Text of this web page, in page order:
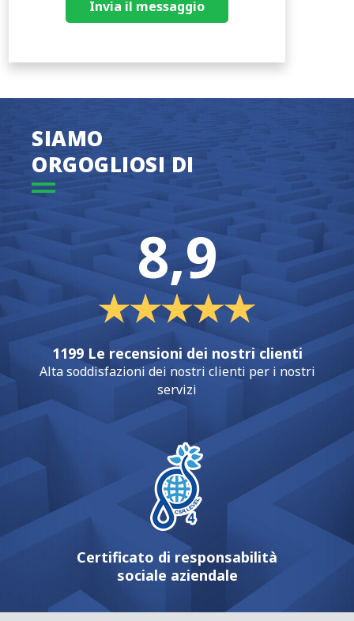
Invia il messaggio
SIAMO
ORGOGLIOSI DI
8,9
1199 Le recensioni dei nostri clienti
Alta soddisfazioni dei nostri clienti per i nostri
servizi
Certificato di responsabilità
sociale aziendale